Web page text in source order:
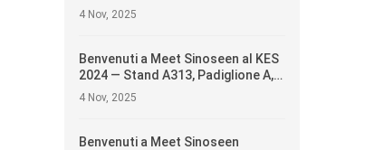
piano — Presentazione di soluzioni
innovative per moduli fotocamera
4 Nov, 2025
Benvenuti a Meet Sinoseen al KES
2024 — Stand A313, Padiglione A,
1° piano
4 Nov, 2025
Benvenuti a Meet Sinoseen